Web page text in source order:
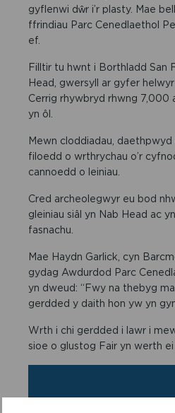
gyflenwi dŵr i’r plasty. Mae
ffrindiau Parc Cenedlaethol
ef.
Filltir tu hwnt i Borthladd San
Head, gwersyll ar gyfer
Cerrig rhywbryd rhwng 7,000
yn ôl.
Mewn cloddiadau,
filoedd o wrthrychau o’r
cannoedd o leiniau.
Cred archeolegwyr eu bod
gleiniau siâl yn Nab Head ac
fasnachu.
Mae Haydn Garlick, cyn
gydag Awdurdod Parc
yn dweud: “Fwy na thebyg
gerdded y daith hon yw yn
Wrth i chi gerdded i lawr i
sioe o glustog Fair yn werth ei